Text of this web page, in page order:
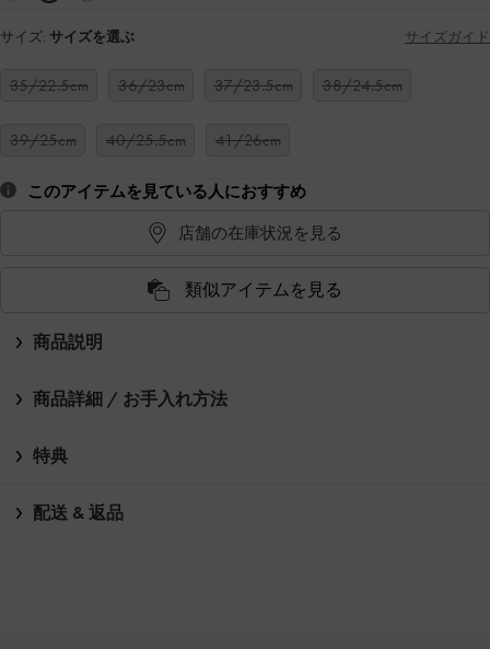
サイズ: サイズを選ぶ サイズガイド
35/22.5cm 36/23cm 37/23.5cm 38/24.5cm
39/25cm 40/25.5cm 41/26cm
このアイテムを見ている人におすすめ
店舗の在庫状況を見る
類似アイテムを見る
商品説明
商品詳細 / お手入れ方法
特典
配送 & 返品